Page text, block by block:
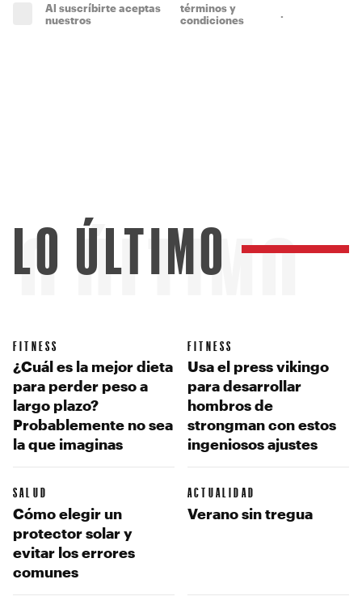
Al suscríbirte aceptas
nuestros
términos y
condiciones
.
ÚLTIMO
LO ÚLTIMO
FITNESS
¿Cuál es la mejor dieta
para perder peso a
largo plazo?
Probablemente no sea
la que imaginas
FITNESS
Usa el press vikingo
para desarrollar
hombros de
strongman con estos
ingeniosos ajustes
SALUD
Cómo elegir un
protector solar y
evitar los errores
comunes
ACTUALIDAD
Verano sin tregua